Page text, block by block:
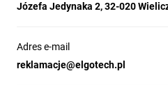
Józefa Jedynaka 2, 32-020
Adres e-mail
reklamacje@elgotech.pl